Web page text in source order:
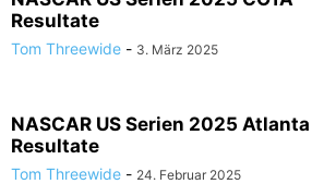
Resultate
Tom Threewide - 3. März 2025
NASCAR US Serien 2025 Atlanta
Resultate
Tom Threewide - 24. Februar 2025